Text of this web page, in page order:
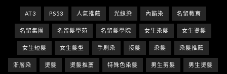
AT3 PS53 人氣推薦 光線染 內餡染 名留教育
名留集團 名留髮學苑 名留髮學院 女生染髮 女生燙髮
女生短髮 女生髮型 手刷染 接髮 染髮 染髮推薦
漸層染 燙髮 燙髮推薦 特殊色染髮 男生剪髮 男生燙髮